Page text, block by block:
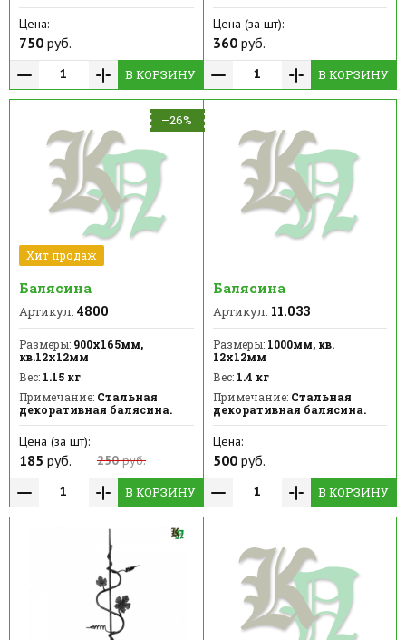
Цена:
750 руб.
В КОРЗИНУ
Цена (за шт):
360руб.
В КОРЗИНУ
Хит продаж
–26%
Балясина
Артикул: 4800
Размеры: 900х165мм,
кв.12х12мм
Вес: 1.15 кг
Примечание: Стальная
декоративная балясина.
Цена (за шт):
185 руб. 250руб.
В КОРЗИНУ
Балясина
Артикул: 11.033
Размеры:1000мм, кв.
12х12мм
Вес:1.4 кг
Примечание:Стальная
декоративная балясина.
Цена:
500руб.
В КОРЗИНУ